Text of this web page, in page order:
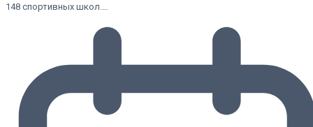
148 спортивных школ.…